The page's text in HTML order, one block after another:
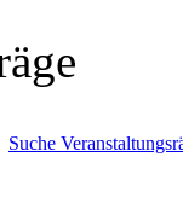
Suche